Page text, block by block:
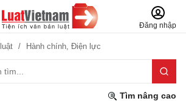
Đăng nhập
Hành chính, Điện lực
Tìm nâng cao